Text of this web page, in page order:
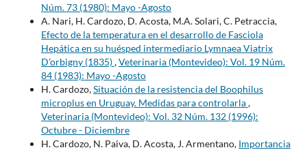
Núm. 73 (1980): Mayo -Agosto
A. Nari, H. Cardozo, D. Acosta, M.A. Solari, C. Petraccia,
Efecto de la temperatura en el desarrollo de Fasciola
Hepática en su huésped intermediario Lymnaea Viatrix
D'orbigny (1835),Veterinaria (Montevideo): Vol. 19 Núm.
84 (1983): Mayo -Agosto
H. Cardozo,Situación de la resistencia del Boophilus
microplus en Uruguay. Medidas para controlarla,
Veterinaria (Montevideo): Vol. 32 Núm. 132 (1996):
Octubre - Diciembre
H. Cardozo, N. Paiva, D. Acosta, J. Armentano, Importancia